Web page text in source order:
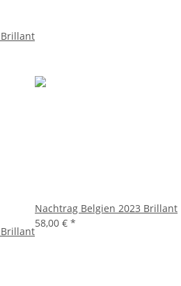
Nachtrag Belgien 2023 Brillant
58,00 € *